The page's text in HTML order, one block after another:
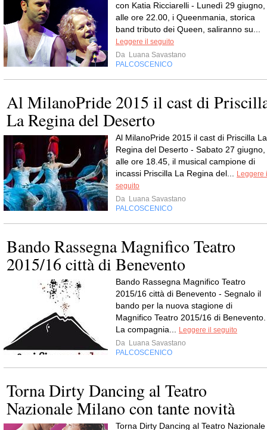
con Katia Ricciarelli - Lunedì 29 giugno,
alle ore 22.00, i Queenmania, storica
band tributo dei Queen, saliranno su...
Leggere il seguito
Da Luana Savastano
PALCOSCENICO
Al MilanoPride 2015 il cast di
La Regina del Deserto
Al MilanoPride 2015 il cast di Priscilla La
Regina del Deserto - Sabato 27 giugno,
alle ore 18.45, il musical campione di
incassi Priscilla La Regina del... Leggere
seguito
Da Luana Savastano
PALCOSCENICO
Bando Rassegna Magnifico Teatro
2015/16 città di Benevento
Bando Rassegna Magnifico Teatro
2015/16 città di Benevento - Segnalo il
bando per la nuova stagione di
Magnifico Teatro 2015/16 di Benevento.
La compagnia... Leggere il seguito
Da Luana Savastano
PALCOSCENICO
Torna Dirty Dancing al Teatro
Nazionale Milano con tante novità
Torna Dirty Dancing al Teatro Nazionale